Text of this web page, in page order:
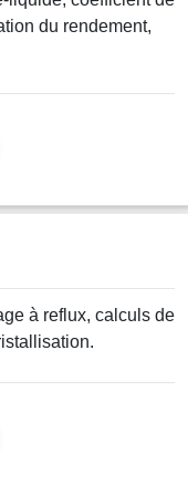
du rendement,
à reflux, calculs de